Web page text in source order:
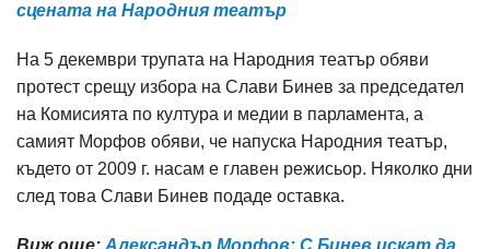
сцената на Народния театър
На 5 декември трупата на Народния театър обяви
протест срещу избора на Слави Бинев за председател
на Комисията по култура и медии в парламента, а
самият Морфов обяви, че напуска Народния театър,
където от 2009 г. насам е главен режисьор. Няколко дни
след това Слави Бинев подаде оставка.
Виж още: Александър Морфов: С Бинев искат да